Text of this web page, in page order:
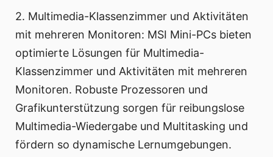
2. Multimedia-Klassenzimmer und Aktivitäten
mit mehreren Monitoren: MSI Mini-PCs bieten
optimierte Lösungen für Multimedia-
Klassenzimmer und Aktivitäten mit mehreren
Monitoren. Robuste Prozessoren und
Grafikunterstützung sorgen für reibungslose
Multimedia-Wiedergabe und Multitasking und
fördern so dynamische Lernumgebungen.